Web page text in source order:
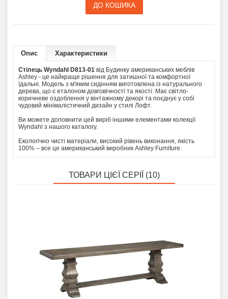
Опис Характеристики
Стілець Wyndahl D813-01 від Будинку американських меблів
Ashley - це найкраще рішення для затишної та комфортної
їдальні. Модель з м'яким сидінням виготовлена із натурального
дерева, що є еталоном довговічності та якості. Має світло-
коричневе оздоблення у вінтажному декорі та поєднує у собі
чудовий мінімалістичний дизайн у стилі Лофт.
Ви можете доповнити цей виріб іншими елементами колекції
Wyndahl з нашого каталогу.
Екологічно чисті матеріали, високий рівень виконання, якість
100% – все це американський виробник Ashley Furniture.
ТОВАРИ ЦІЄЇ СЕРІЇ (10)